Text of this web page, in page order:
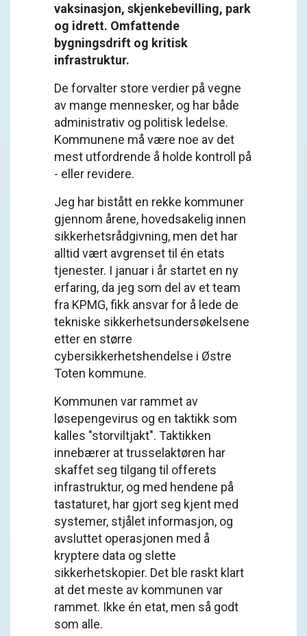
vaksinasjon, skjenkebevilling, park
og idrett. Omfattende
bygningsdrift og kritisk
infrastruktur.
De forvalter store verdier på vegne
av mange mennesker, og har både
administrativ og politisk ledelse.
Kommunene må være noe av det
mest utfordrende å holde kontroll på
- eller revidere.
Jeg har bistått en rekke kommuner
gjennom årene, hovedsakelig innen
sikkerhetsrådgivning, men det har
alltid vært avgrenset til én etats
tjenester. I januar i år startet en ny
erfaring, da jeg som del av et team
fra KPMG, fikk ansvar for å lede de
tekniske sikkerhetsundersøkelsene
etter en større
cybersikkerhetshendelse i Østre
Toten kommune.
Kommunen var rammet av
løsepengevirus og en taktikk som
kalles "storviltjakt". Taktikken
innebærer at trusselaktøren har
skaffet seg tilgang til offerets
infrastruktur, og med hendene på
tastaturet, har gjort seg kjent med
systemer, stjålet informasjon, og
avsluttet operasjonen med å
kryptere data og slette
sikkerhetskopier. Det ble raskt klart
at det meste av kommunen var
rammet. Ikke én etat, men så godt
som alle.